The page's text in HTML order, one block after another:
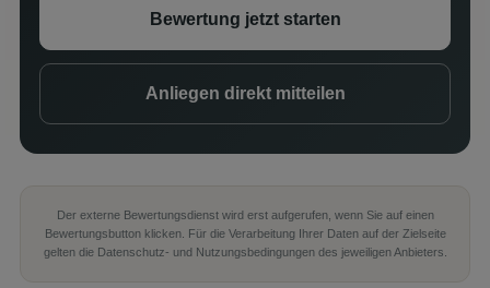
Bewertung jetzt starten
Anliegen direkt mitteilen
Der externe Bewertungsdienst wird erst aufgerufen, wenn Sie auf einen
Bewertungsbutton klicken. Für die Verarbeitung Ihrer Daten auf der Zielseite
gelten die Datenschutz- und Nutzungsbedingungen des jeweiligen Anbieters.